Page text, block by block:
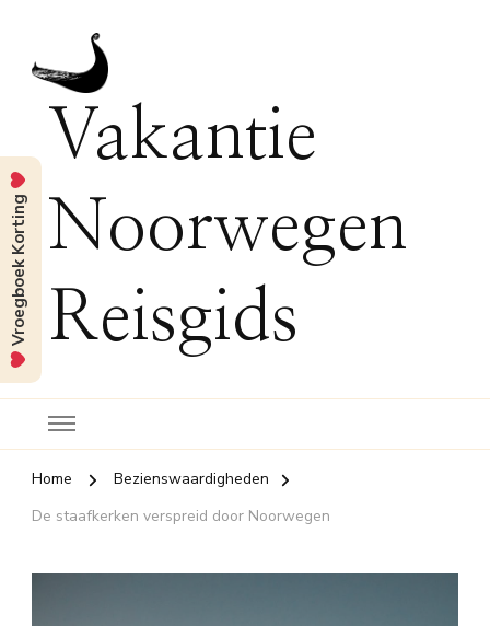
Vakantie
Noorwegen
Reisgids
Home
Bezienswaardigheden
De staafkerken verspreid door Noorwegen
Vroegboek Korting